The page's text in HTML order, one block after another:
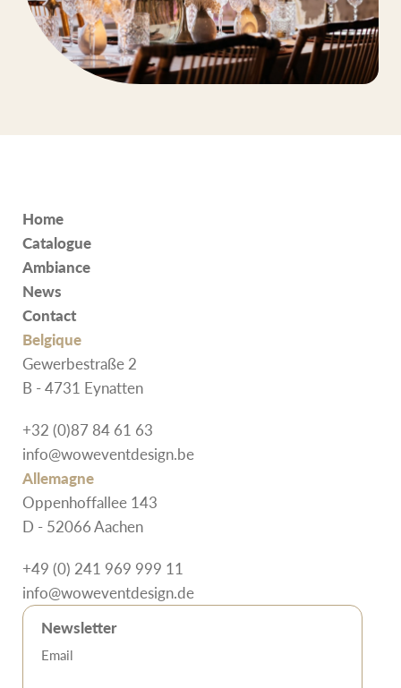
Home
Catalogue
Ambiance
News
Contact
Belgique
Gewerbestraße 2
B - 4731 Eynatten
+32 (0)87 84 61 63
info@woweventdesign.be
Allemagne
Oppenhoffallee 143
D - 52066 Aachen
+49 (0) 241 969 999 11
info@woweventdesign.de
Newsletter
Email